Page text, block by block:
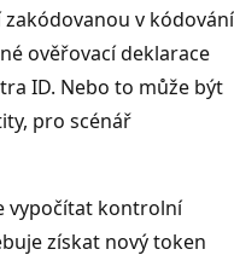
zakódovanou v kódování
ověřovací deklarace
ID. Nebo to může být
pro scénář
vypočítat kontrolní
získat nový token